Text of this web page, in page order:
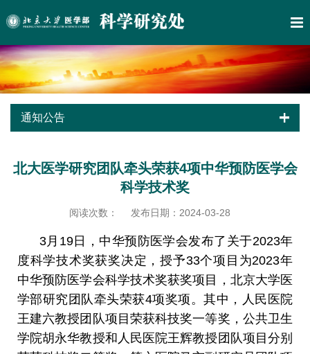
通知公告
北大医学研究团队牵头荣获4项中华预防医学会
科学技术奖
阅读次数： 发布日期：2024-03-28
3 月 19日，中华预防医学会发布了关于2023年
度科学技术奖获奖决定，授予33个项目为2023年
中华预防医学会科学技术奖获奖项目，北京大学医
学部研究团队牵头荣获4项奖项。其中，人民医院
王建六教授团队项目荣获科技奖一等奖，公共卫生
学院胡永华教授和人民医院王辉教授团队项目分别